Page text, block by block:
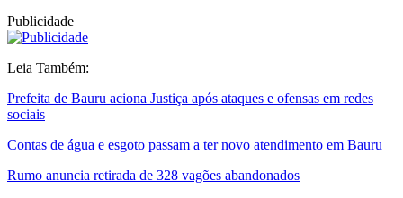
Publicidade
Leia Também:
Prefeita de Bauru aciona Justiça após ataques e ofensas em redes
sociais
Contas de água e esgoto passam a ter novo atendimento em Bauru
Rumo anuncia retirada de 328 vagões abandonados